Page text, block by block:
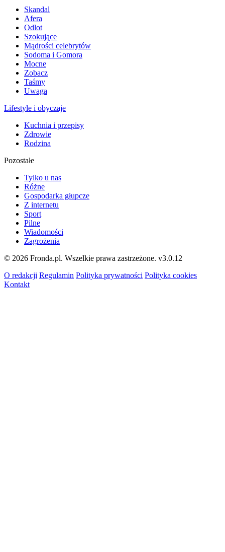
Skandal
Afera
Odlot
Szokujące
Mądrości celebrytów
Sodoma i Gomora
Mocne
Zobacz
Taśmy
Uwaga
Lifestyle i obyczaje
Kuchnia i przepisy
Zdrowie
Rodzina
Pozostałe
Tylko u nas
Różne
Gospodarka głupcze
Z internetu
Sport
Pilne
Wiadomości
Zagrożenia
© 2026 Fronda.pl. Wszelkie prawa zastrzeżone. v3.0.12
O redakcji Regulamin Polityka prywatności Polityka cookies
Kontakt